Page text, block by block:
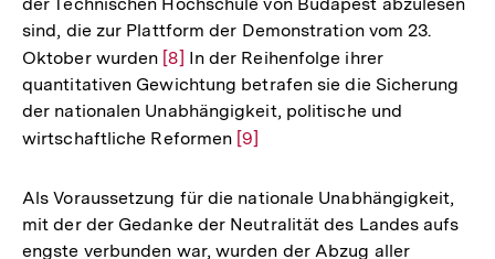
sind, die zur Plattform der Demonstration vom 23.
Oktober wurden Zur
Auflösung
der
Fußnote
[8] In der Reihenfolge ihrer
quantitativen Gewichtung betrafen sie die Sicherung
der nationalen Unabhängigkeit, politische und
wirtschaftliche Reformen Zur
der
Fußnote
[9]
Als Voraussetzung für die nationale Unabhängigkeit,
mit der der Gedanke der Neutralität des Landes aufs
engste verbunden war, wurden der Abzug aller